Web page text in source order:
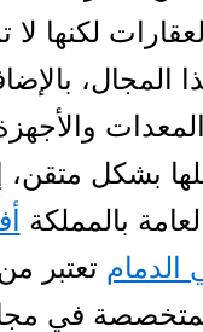
لكنها لا
المجال،
بشكل متقن،
بالمملكة
الدمام تعتبر
في